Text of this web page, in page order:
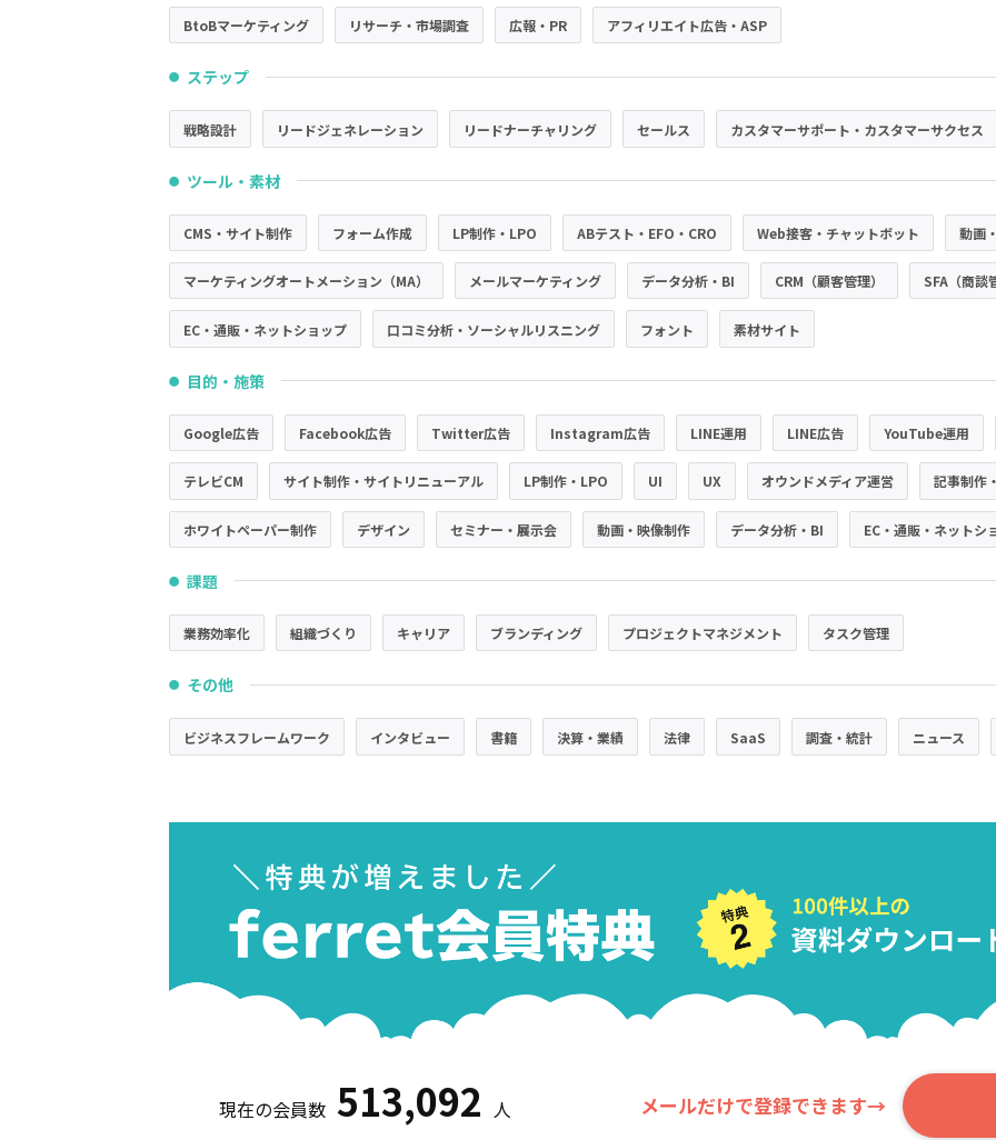
BtoBマーケティング リサーチ・市場調査 広報・PR アフィリエイト広告・ASP
● ステップ
戦略設計 リードジェネレーション リードナーチャリング セールス カスタマーサポート・カスタマーサクセス
● ツール・素材
CMS・サイト制作 フォーム作成 LP制作・LPO ABテスト・EFO・CRO Web接客・チャットボット 動画
マーケティングオートメーション（MA） メールマーケティング データ分析・BI CRM（顧客管理） SFA（商談
EC・通販・ネットショップ 口コミ分析・ソーシャルリスニング フォント 素材サイト
● 目的・施策
Google広告 Facebook広告 Twitter広告 Instagram広告 LINE運用 LINE広告 YouTube運用
テレビCM サイト制作・サイトリニューアル LP制作・LPO UI UX オウンドメディア運営 記事制作
ホワイトペーパー制作 デザイン セミナー・展示会 動画・映像制作 データ分析・BI EC・通販・ネットシ
● 課題
業務効率化 組織づくり キャリア ブランディング プロジェクトマネジメント タスク管理
● その他
ビジネスフレームワーク インタビュー 書籍 決算・業績 法律 SaaS 調査・統計 ニュース
現在の会員数 513,092 人 メールだけで登録できます→